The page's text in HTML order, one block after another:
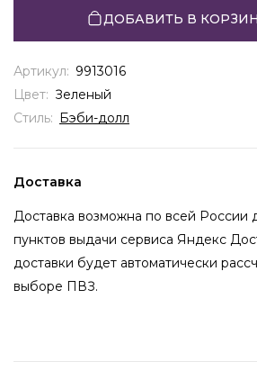
ДОБАВИТЬ В
Артикул: 9913016
Цвет: Зеленый
Стиль: Бэби-долл
Доставка
Доставка возможна по всей России
пунктов выдачи сервиса Яндекс
доставки будет автоматически
выборе ПВЗ.